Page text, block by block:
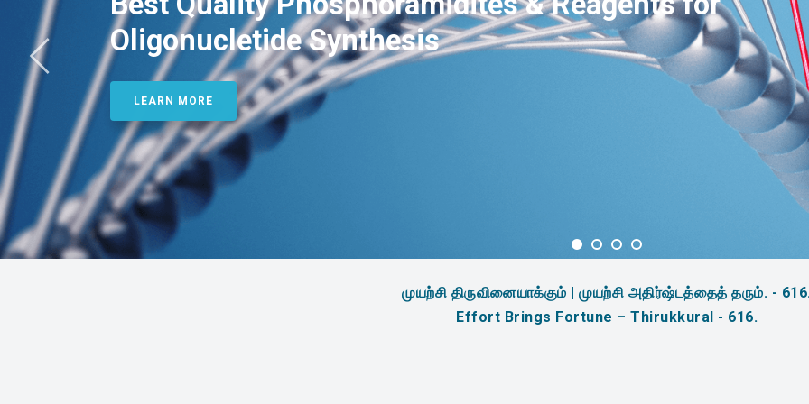
Oligonucletide Synthesis
LEARN MORE
முயற்சி திருவினையாக்கும் | முயற்சி அதிர்ஷ்டத்தைத் தரும். -
Effort Brings Fortune – Thirukkural - 616.